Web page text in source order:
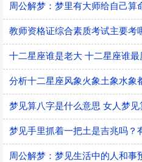
教师资格证综合素质考试主要考
十二星座谁是老大 十二星座谁
梦见手里抓着一把土是吉兆吗？
周公解梦：梦见生活中的人和事